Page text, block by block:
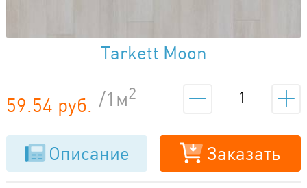
Tarkett Moon
59.54 руб. /1м2
Описание Заказать